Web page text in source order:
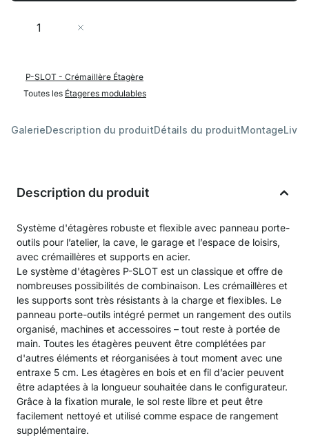
Quantité
P-SLOT - Crémaillère Étagère
Toutes les Étageres modulables
GalerieDescription du produitDétails du produitMontage
Description du produit
Système d'étagères robuste et flexible avec panneau porte-
outils pour l’atelier, la cave, le garage et l’espace de loisirs,
avec crémaillères et supports en acier.
Le système d'étagères P-SLOT est un classique et offre de
nombreuses possibilités de combinaison. Les crémaillères et
les supports sont très résistants à la charge et flexibles. Le
panneau porte-outils intégré permet un rangement des outils
organisé, machines et accessoires – tout reste à portée de
main. Toutes les étagères peuvent être complétées par
d'autres éléments et réorganisées à tout moment avec une
entraxe 5 cm. Les étagères en bois et en fil d’acier peuvent
être adaptées à la longueur souhaitée dans le configurateur.
Grâce à la fixation murale, le sol reste libre et peut être
facilement nettoyé et utilisé comme espace de rangement
supplémentaire.